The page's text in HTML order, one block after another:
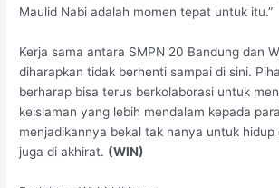
Maulid Nabi adalah momen tepat untuk itu.”
Kerja sama antara SMPN 20 Bandung dan
diharapkan tidak berhenti sampai di sini.
berharap bisa terus berkolaborasi untuk
keislaman yang lebih mendalam kepada
menjadikannya bekal tak hanya untuk
juga di akhirat. (WIN)